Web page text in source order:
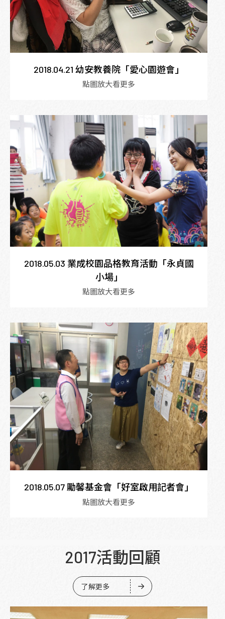
2018.04.21 幼安教養院「愛心園遊會」
點圖放大看更多
2018.05.03 業成校園品格教育活動「永貞國
小場」
點圖放大看更多
2018.05.07 勵馨基金會「好室啟用記者會」
點圖放大看更多
2017活動回顧
了解更多